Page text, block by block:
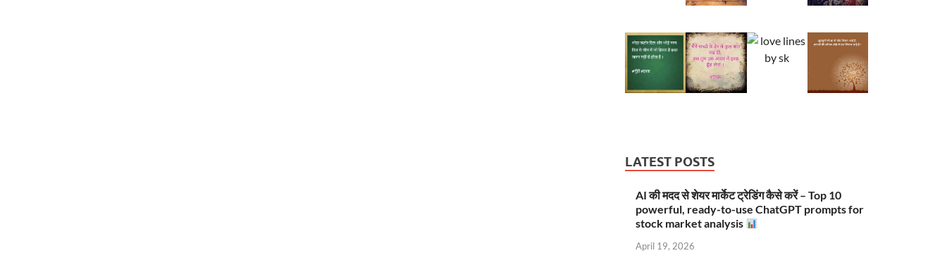
LATEST POSTS
AI की मदद से शेयर मार्केट ट्रेडिंग कैसे करें – Top 10
powerful, ready-to-use ChatGPT prompts for
stock market analysis
April 19, 2026